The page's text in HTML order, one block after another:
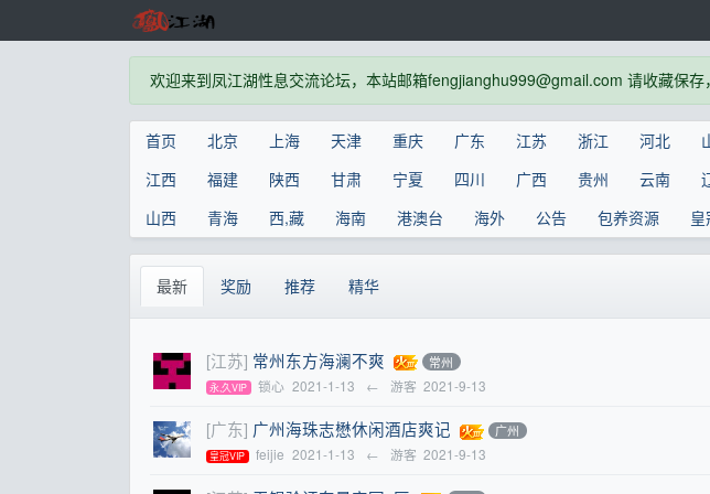
欢迎来到凤江湖性息交流论坛，本站邮箱fengjianghu999@gmail.com 请收藏保存
首页 北京 上海 天津 重庆 广东 江苏 浙江 河北
江西
福建 陕西 甘肃 宁夏 四川 广西 贵州 云南
山西
青海 西,藏 海南 港澳台 海外 公告 包养资源
最新 奖励 推荐 精华
[江苏] 常州东方海澜不爽 常州
永,久VIP 锁心 2021-1-13 ← 游客 2021-9-13
[广东] 广州海珠志懋休闲酒店爽记 广州
皇冠VIP feijie 2021-1-13 ← 游客 2021-9-13